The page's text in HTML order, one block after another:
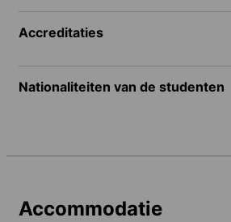
Accreditaties
Nationaliteiten van de studenten
Accommodatie